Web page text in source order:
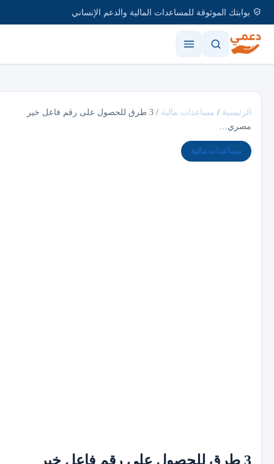
بوابتك الموثوقة للمساعدات المالية والدعم الإنساني
الرئيسية / مساعدات مالية /
3 طرق للحصول على رقم فاعل خير
مصري…
مساعدات مالية
3 طرق للحصول على رقم فاعل خير